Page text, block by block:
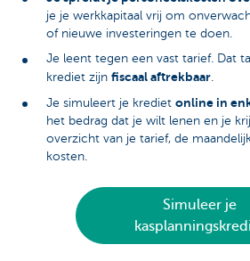
je je werkkapitaal vrij om
of nieuwe investeringen te doen.
Je leent tegen een vast tarief. Dat
krediet zijn fiscaal aftrekbaar.
Je simuleert je krediet online in
het bedrag dat je wilt lenen en je
overzicht van je tarief, de
kosten.
Simuleer je